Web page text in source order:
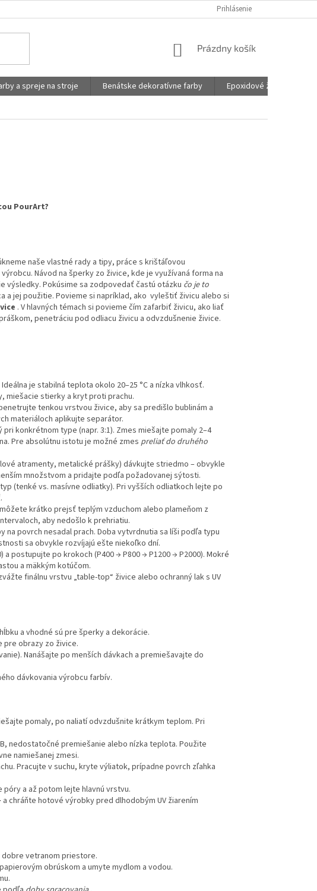
Prihlásenie
NÁKUPNÝ
Prázdny košík
a spreje na stroje Benátske dekoratívne farby
Epoxidové živice na
PourArt?
naše vlastné rady a tipy, práce s krištáľovou
Návod na šperky zo živice, kde je využívaná forma na
výsledky. Pokúsime sa zodpovedať častú otázku čo je to
a jej použitie. Povieme si napríklad, ako vyleštiť živicu alebo si
. V hlavných témach si povieme čím zafarbiť živicu, ako liať
penetráciu pod odliacu živicu a odvzdušnenie živice.
je stabilná teplota okolo 20–25 °C a nízka vlhkosť.
miešacie stierky a kryt proti prachu.
tenkou vrstvou živice, aby sa predišlo bublinám a
materiáloch aplikujte separátor.
konkrétnom type (napr. 3:1). Zmes miešajte pomaly 2–4
Pre absolútnu istotu je možné zmes preliať do druhého
atramenty, metalické prášky) dávkujte striedmo – obvykle
množstvom a pridajte podľa požadovanej sýtosti.
(tenké vs. masívne odliatky). Pri vyšších odliatkoch lejte po
krátko prejsť teplým vzduchom alebo plameňom z
aby nedošlo k prehriatiu.
na povrch nesadal prach. Doba vytvrdnutia sa líši podľa typu
sa obvykle rozvíjajú ešte niekoľko dní.
a postupujte po krokoch (P400 → P800 → P1200 → P2000). Mokré
a mäkkým kotúčom.
finálnu vrstvu „table-top“ živice alebo ochranný lak s UV
a vhodné sú pre šperky a dekorácie.
pre obrazy zo živice.
Nanášajte po menších dávkach a premiešavajte do
dávkovania výrobcu farbív.
pomaly, po naliatí odvzdušnite krátkym teplom. Pri
nedostatočné premiešanie alebo nízka teplota. Použite
namiešanej zmesi.
Pracujte v suchu, kryte výliatok, prípadne povrch zľahka
a až potom lejte hlavnú vrstvu.
a chráňte hotové výrobky pred dlhodobým UV žiarením
dobre vetranom priestore.
obrúskom a umyte mydlom a vodou.